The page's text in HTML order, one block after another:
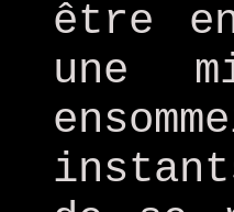
être
une